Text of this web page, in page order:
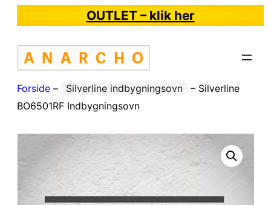
OUTLET – klik her
Forside – Silverline indbygningsovn – Silverline
BO6501RF Indbygningsovn